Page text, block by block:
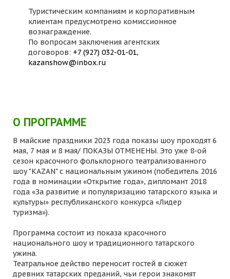
Туристическим компаниям и корпоративным
клиентам предусмотрено комиссионное
вознаграждение.
По вопросам заключения агентских
договоров: +7 (927) 032-01-01,
kazanshow@inbox.ru
О ПРОГРАММЕ
В майские праздники 2023 года показы шоу проходят 6
мая, 7 мая и 8 мая/ ПОКАЗЫ ОТМЕНЕНЫ. Это уже 8-ой
сезон красочного фольклорного театрализованного
шоу "KAZAN" с национальным ужином (победитель 2016
года в номинации «Открытие года», дипломант 2018
года «За развитие и популяризацию татарского языка и
культуры» республиканского конкурса «Лидер
туризма»).
Программа состоит из показа красочного
национального шоу и традиционного татарского
ужина.
Театральное действо переносит гостей в сюжет
древних татарских преданий, чьи герои знакомят